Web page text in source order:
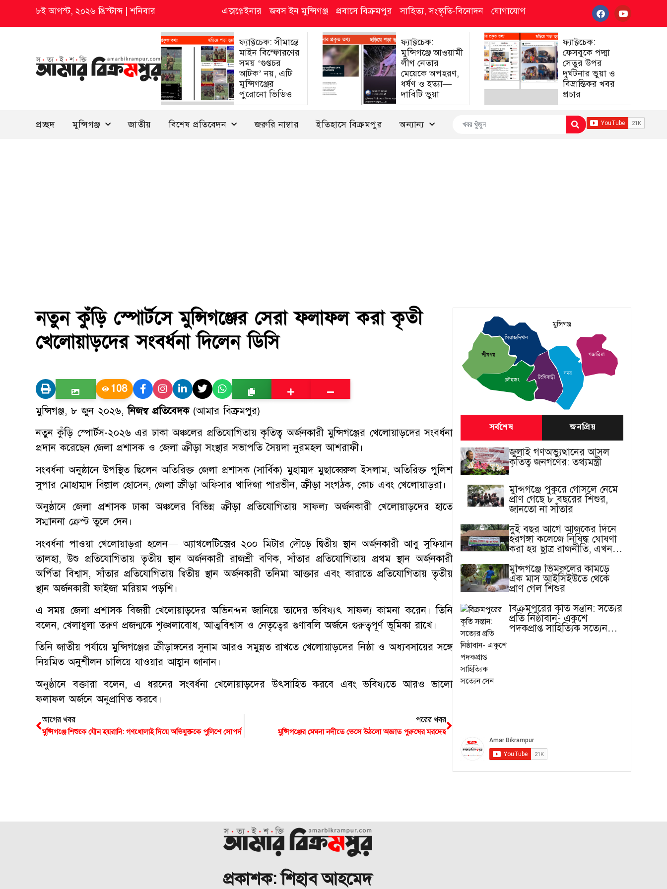
৮ই আগস্ট, ২০২৬ খ্রিস্টাব্দ|শনিবার এক্সপ্লেইনার জবস ইন মুন্সিগঞ্জ প্রবাসে বিক্রমপুর সাহিত্য, সংস্কৃতি-বিনোদন যোগাযোগ
ফ্যাক্টচেক: সীমান্তে
মাইন বিস্ফোরণের
সময় ‘গুপ্তচর
আটক’ নয়, এটি
মুন্সিগঞ্জের
পুরোনো ভিডিও
ফ্যাক্টচেক:
মুন্সিগঞ্জে আওয়ামী
লীগ নেতার
মেয়েকে অপহরণ,
ধর্ষণ ও হত্যা—
দাবিটি ভুয়া
ফ্যাক্টচেক:
ফেসবুকে পদ্মা
সেতুর উপর
দুর্ঘটনার ভুয়া ও
বিভ্রান্তিকর খবর
প্রচার
প্রচ্ছদ মুন্সিগঞ্জ জাতীয় বিশেষ প্রতিবেদন জরুরি নাম্বার ইতিহাসে বিক্রমপুর অন্যান্য
নতুন কুঁড়ি স্পোর্টসে মুন্সিগঞ্জের সেরা ফলাফল করা কৃতী
খেলোয়াড়দের সংবর্ধনা দিলেন ডিসি
108
মুন্সিগঞ্জ, ৮ জুন ২০২৬,নিজস্ব প্রতিবেদক(আমার বিক্রমপুর)
নতুন কুঁড়ি স্পোর্টস-২০২৬ এর ঢাকা অঞ্চলের প্রতিযোগিতায় কৃতিত্ব অর্জনকারী মুন্সিগঞ্জের খেলোয়াড়দের সংবর্ধনা
প্রদান করেছেন জেলা প্রশাসক ও জেলা ক্রীড়া সংস্থার সভাপতি সৈয়দা নুরমহল আশরাফী।
সংবর্ধনা অনুষ্ঠানে উপস্থিত ছিলেন অতিরিক্ত জেলা প্রশাসক (সার্বিক) মুহাম্মদ মুছাব্বেরুল ইসলাম, অতিরিক্ত পুলিশ
সুপার মোহাম্মদ বিল্লাল হোসেন, জেলা ক্রীড়া অফিসার খাদিজা পারভীন, ক্রীড়া সংগঠক, কোচ এবং খেলোয়াড়রা।
অনুষ্ঠানে জেলা প্রশাসক ঢাকা অঞ্চলের বিভিন্ন ক্রীড়া প্রতিযোগিতায় সাফল্য অর্জনকারী খেলোয়াড়দের হাতে
সম্মাননা ক্রেস্ট তুলে দেন।
সংবর্ধনা পাওয়া খেলোয়াড়রা হলেন— অ্যাথলেটিক্সের ২০০ মিটার দৌড়ে দ্বিতীয় স্থান অর্জনকারী আবু সুফিয়ান
তালহা, উশু প্রতিযোগিতায় তৃতীয় স্থান অর্জনকারী রাজশ্রী বণিক, সাঁতার প্রতিযোগিতায় প্রথম স্থান অর্জনকারী
অর্পিতা বিশ্বাস, সাঁতার প্রতিযোগিতায় দ্বিতীয় স্থান অর্জনকারী তনিমা আক্তার এবং কারাতে প্রতিযোগিতায় তৃতীয়
স্থান অর্জনকারী ফাইজা মরিয়ম পড়শি।
এ সময় জেলা প্রশাসক বিজয়ী খেলোয়াড়দের অভিনন্দন জানিয়ে তাদের ভবিষ্যৎ সাফল্য কামনা করেন। তিনি
বলেন, খেলাধুলা তরুণ প্রজন্মকে শৃঙ্খলাবোধ, আত্মবিশ্বাস ও নেতৃত্বের গুণাবলি অর্জনে গুরুত্বপূর্ণ ভূমিকা রাখে।
তিনি জাতীয় পর্যায়ে মুন্সিগঞ্জের ক্রীড়াঙ্গনের সুনাম আরও সমুন্নত রাখতে খেলোয়াড়দের নিষ্ঠা ও অধ্যবসায়ের সঙ্গে
নিয়মিত অনুশীলন চালিয়ে যাওয়ার আহ্বান জানান।
অনুষ্ঠানে বক্তারা বলেন, এ ধরনের সংবর্ধনা খেলোয়াড়দের উৎসাহিত করবে এবং ভবিষ্যতে আরও ভালো
ফলাফল অর্জনে অনুপ্রাণিত করবে।
আগের খবর
মুন্সিগঞ্জে শিশুকে যৌন হয়রানি: গণধোলাই দিয়ে অভিযুক্তকে পুলিশে সোপর্দ
পরের খবর
মুন্সিগঞ্জের মেঘনা নদীতে ভেসে উঠলো অজ্ঞাত পুরুষের মরদেহ
শ্রীনগর
সিরাজদিখান
টংগিবাড়ী
সদর
গজারিয়া
লৌহজং
মুন্সিগঞ্জ
সর্বশেষ জনপ্রিয়
জুলাই গণঅভ্যুত্থানের আসল
কৃতিত্ব জনগণের: তথ্যমন্ত্রী
মুন্সিগঞ্জে পুকুরে গোসলে নেমে
প্রাণ গেছে ৮ বছরের শিশুর,
জানতো না সাঁতার
দুই বছর আগে আজকের দিনে
হরগঙ্গা কলেজে নিষিদ্ধ ঘোষণা
করা হয় ছাত্র রাজনীতি, এখন
মুন্সিগঞ্জে ভিমরুলের কামড়ে
এক মাস আইসিইউতে থেকে
প্রাণ গেল শিশুর
বিক্রমপুরের কৃতি সন্তান: সত্যের
প্রতি নিষ্ঠাবান- একুশে
পদকপ্রাপ্ত সাহিত্যিক সত্যেন
প্রকাশক: শিহাব আহমেদ